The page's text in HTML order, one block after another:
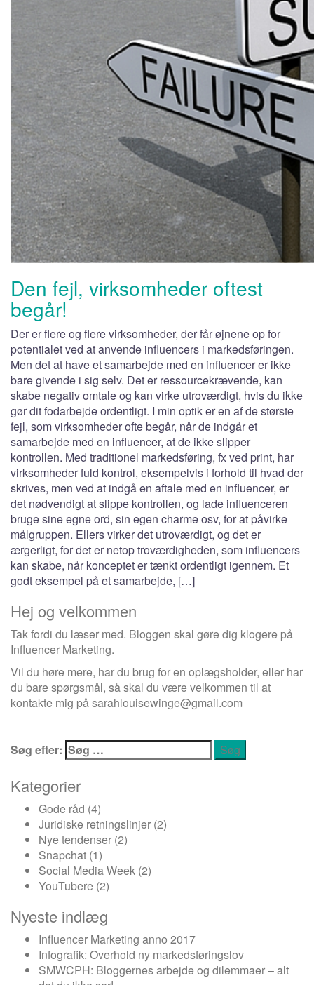
Den fejl, virksomheder oftest
begår!
Der er flere og flere virksomheder, der får øjnene op for
potentialet ved at anvende influencers i markedsføringen.
Men det at have et samarbejde med en influencer er ikke
bare givende i sig selv. Det er ressourcekrævende, kan
skabe negativ omtale og kan virke utroværdigt, hvis du ikke
gør dit fodarbejde ordentligt. I min optik er en af de største
fejl, som virksomheder ofte begår, når de indgår et
samarbejde med en influencer, at de ikke slipper
kontrollen. Med traditionel markedsføring, fx ved print, har
virksomheder fuld kontrol, eksempelvis i forhold til hvad der
skrives, men ved at indgå en aftale med en influencer, er
det nødvendigt at slippe kontrollen, og lade influenceren
bruge sine egne ord, sin egen charme osv, for at påvirke
målgruppen. Ellers virker det utroværdigt, og det er
ærgerligt, for det er netop troværdigheden, som influencers
kan skabe, når konceptet er tænkt ordentligt igennem. Et
godt eksempel på et samarbejde, […]
Hej og velkommen
Tak fordi du læser med. Bloggen skal gøre dig klogere på
Influencer Marketing.
Vil du høre mere, har du brug for en oplægsholder, eller har
du bare spørgsmål, så skal du være velkommen til at
kontakte mig påsarahlouisewinge@gmail.com
Søg efter:
Kategorier
Gode råd (4)
Juridiske retningslinjer (2)
Nye tendenser (2)
Snapchat (1)
Social Media Week (2)
YouTubere (2)
Nyeste indlæg
Influencer Marketing anno 2017
Infografik: Overhold ny markedsføringslov
SMWCPH: Bloggernes arbejde og dilemmaer – alt